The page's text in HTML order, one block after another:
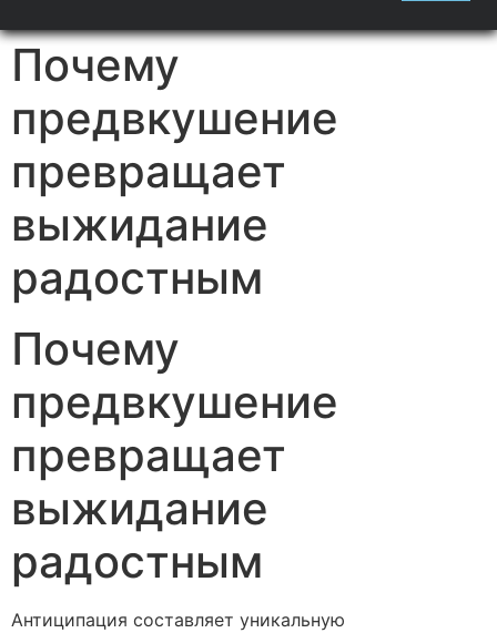
Почему
предвкушение
превращает
выжидание
радостным
Почему
предвкушение
превращает
выжидание
радостным
Антиципация составляет уникальную